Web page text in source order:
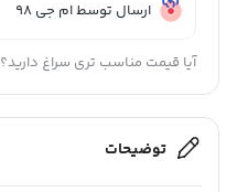
ارسال توسط ام جی 98
آیا قیمت مناسب تری سراغ دارید؟
توضیحات